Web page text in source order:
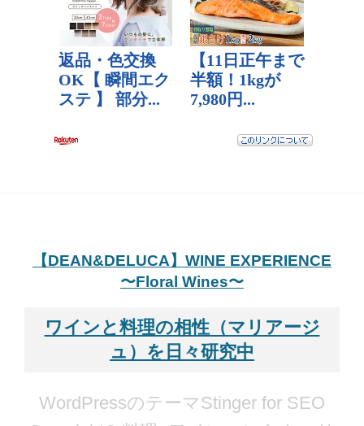
【DEAN&DELUCA】WINE EXPERIENCE
〜Floral Wines〜
ワインと料理の相性（マリアージ
ュ）を日々研究中
WordPressのテーマStinger for SEO